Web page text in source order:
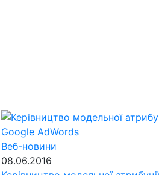
Веб-новини
08.06.2016